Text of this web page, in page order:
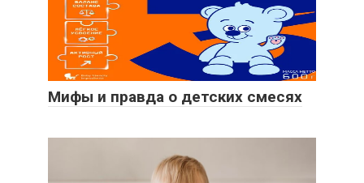
Мифы и правда о детских смесях